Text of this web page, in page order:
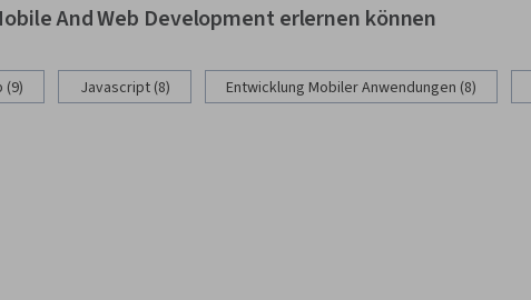
And Web Development erlernen können
(9) Javascript (8) Entwicklung Mobiler Anwendungen (8)